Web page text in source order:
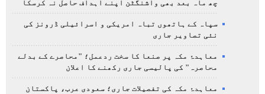
چھ ماہ بعد بھی واشنگٹن اپنے اہداف حاصل نہ کرسکا
سپاہ کے ہاتھوں تباہ امریکی و اسرائیلی ڈرونز کی
نئی تصاویر جاری
معاہدۂ مکہ پر صنعا کا سخت ردعمل؛ "محاصرے کے بدلے
محاصرہ" کی پالیسی جاری رکھنے کا اعلان
معاہدۂ مکہ کی تفصیلات جاری؛ سعودی عرب، پاکستان